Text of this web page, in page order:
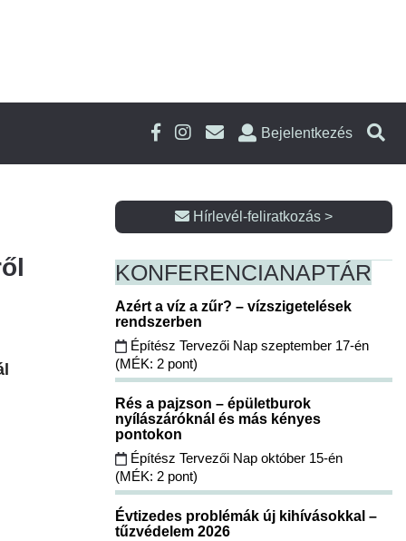
Bejelentkezés
Hírlevél-feliratkozás >
KONFERENCIANAPTÁR
Azért a víz a zűr? – vízszigetelések
rendszerben
Építész Tervezői Nap szeptember 17-én
(MÉK: 2 pont)
Rés a pajzson – épületburok
nyílászáróknál és más kényes
pontokon
Építész Tervezői Nap október 15-én
(MÉK: 2 pont)
Évtizedes problémák új kihívásokkal –
tűzvédelem 2026